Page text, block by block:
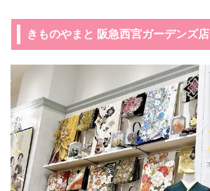
きものやまと 阪急西宮ガーデンズ店